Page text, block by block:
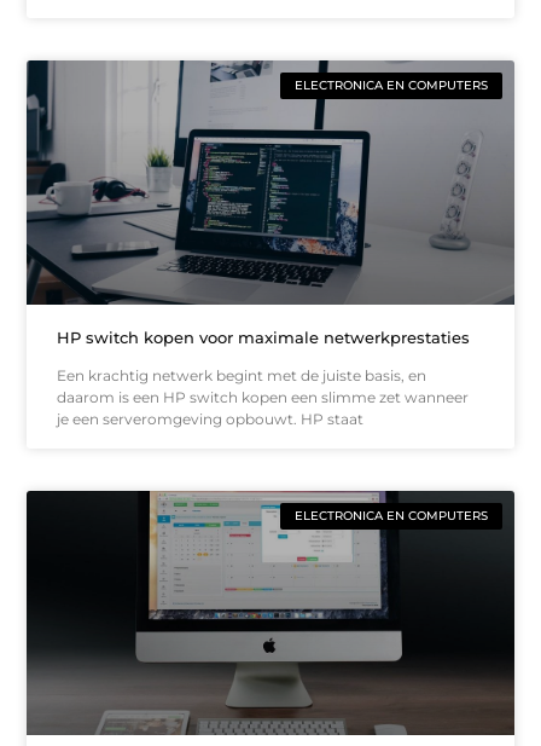
ELECTRONICA EN COMPUTERS
HP switch kopen voor maximale netwerkprestaties
Een krachtig netwerk begint met de juiste basis, en
daarom is een HP switch kopen een slimme zet wanneer
je een serveromgeving opbouwt. HP staat
ELECTRONICA EN COMPUTERS